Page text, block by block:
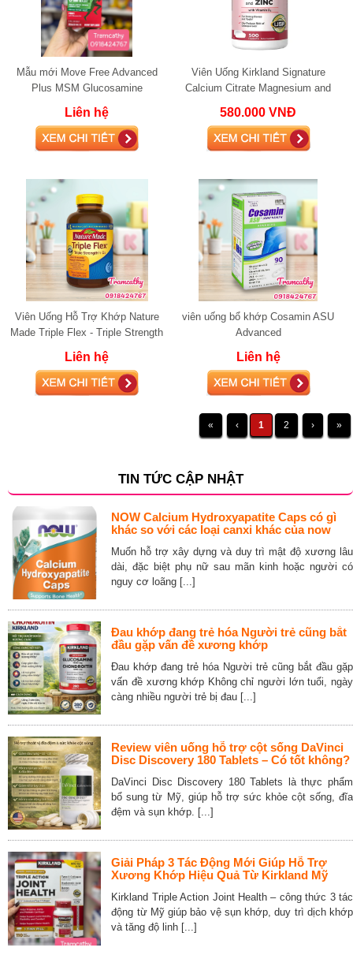
Mẫu mới Move Free Advanced
Plus MSM Glucosamine
Liên hệ
Viên Uống Kirkland Signature
Calcium Citrate Magnesium and
580.000 VNĐ
Viên Uống Hỗ Trợ Khớp Nature
Made Triple Flex - Triple Strength
Liên hệ
viên uống bổ khớp Cosamin ASU
Advanced
Liên hệ
« ‹ 1 2 › »
TIN TỨC CẬP NHẬT
NOW Calcium Hydroxyapatite Caps có gì
khác so với các loại canxi khác của now
Muốn hỗ trợ xây dựng và duy trì mật độ xương lâu
dài, đặc biệt phụ nữ sau mãn kinh hoặc người có
nguy cơ loãng [...]
Đau khớp đang trẻ hóa Người trẻ cũng bắt
đầu gặp vấn đề xương khớp
Đau khớp đang trẻ hóa Người trẻ cũng bắt đầu gặp
vấn đề xương khớp Không chỉ người lớn tuổi, ngày
càng nhiều người trẻ bị đau [...]
Review viên uống hỗ trợ cột sống DaVinci
Disc Discovery 180 Tablets – Có tốt không?
DaVinci Disc Discovery 180 Tablets là thực phẩm
bổ sung từ Mỹ, giúp hỗ trợ sức khỏe cột sống, đĩa
đệm và sụn khớp. [...]
Giải Pháp 3 Tác Động Mới Giúp Hỗ Trợ
Xương Khớp Hiệu Quả Từ Kirkland Mỹ
Kirkland Triple Action Joint Health – công thức 3 tác
động từ Mỹ giúp bảo vệ sụn khớp, duy trì dịch khớp
và tăng độ linh [...]